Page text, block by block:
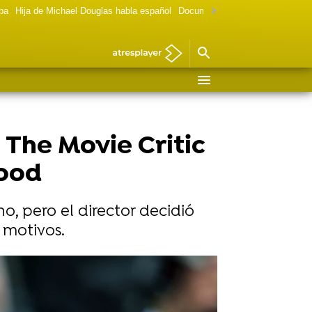
Hija de Michael Douglas habla español Documental Las chicas Gilmore
Movie Critic
pero el director decidió
Gtres